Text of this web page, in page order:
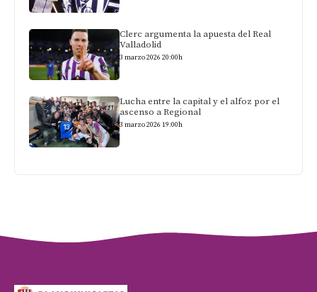
Clerc argumenta la apuesta del Real
Valladolid
3 marzo 2026 20:00h
Lucha entre la capital y el alfoz por el
ascenso a Regional
3 marzo 2026 19:00h